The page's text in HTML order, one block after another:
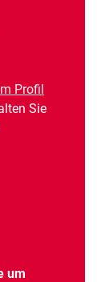
Profil
Sie
um